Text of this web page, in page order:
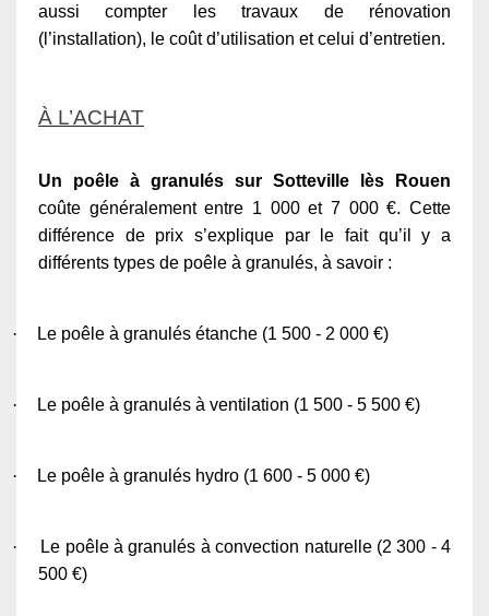
aussi compter les travaux de rénovation
(l’installation), le coût d’utilisation et celui d’entretien.
À L’ACHAT
Un poêle à granulés sur Sotteville lès Rouen
coûte généralement entre 1 000 et 7 000 €. Cette
différence de prix s’explique par le fait qu’il y a
différents types de poêle à granulés, à savoir :
· Le poêle à granulés étanche (1 500 - 2 000 €)
· Le poêle à granulés à ventilation (1 500 - 5 500 €)
· Le poêle à granulés hydro (1 600 - 5 000 €)
·
Le poêle à granulés à convection naturelle (2 300 - 4
500 €)